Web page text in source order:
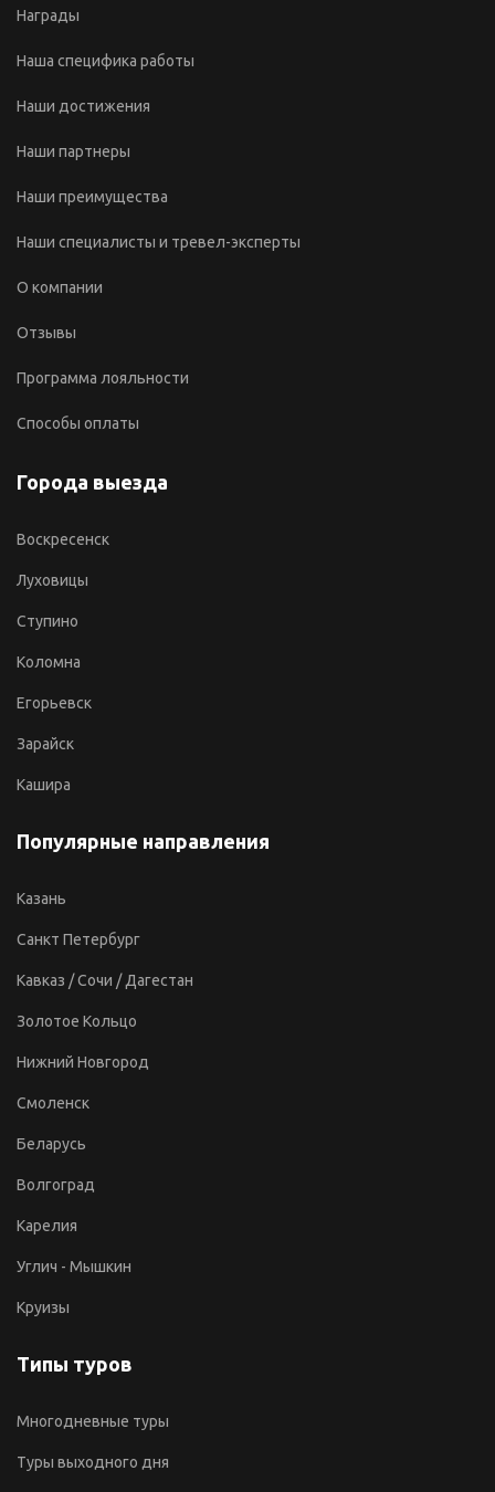
Награды
Наша специфика работы
Наши достижения
Наши партнеры
Наши преимущества
Наши специалисты и тревел-эксперты
О компании
Отзывы
Программа лояльности
Способы оплаты
Города выезда
Воскресенск
Луховицы
Ступино
Коломна
Егорьевск
Зарайск
Кашира
Популярные направления
Казань
Санкт Петербург
Кавказ / Сочи / Дагестан
Золотое Кольцо
Нижний Новгород
Смоленск
Беларусь
Волгоград
Карелия
Углич - Мышкин
Круизы
Типы туров
Многодневные туры
Туры выходного дня